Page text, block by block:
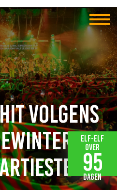
volgens
Elf-elf
over
95
dagen